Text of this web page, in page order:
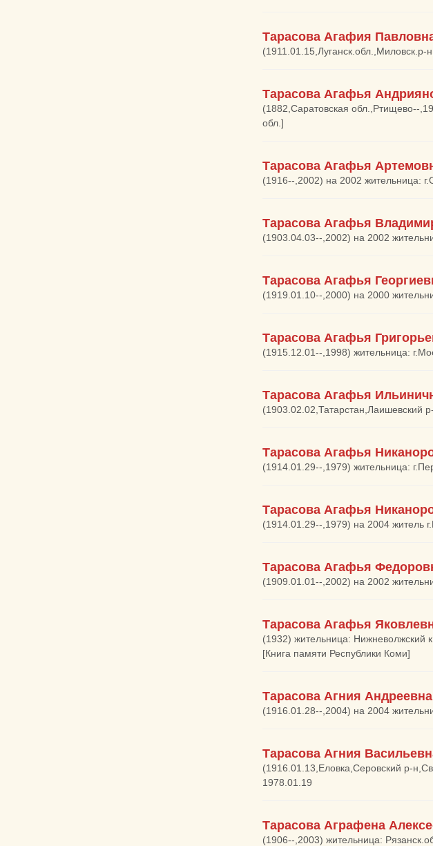
Тарасова Агафия
(1911.01.15,Луганск.обл.,Миловск.р-
Тарасова Агафья
(1882,Саратовская обл.,Ртищево--
обл.]
Тарасова Агафья
(1916--,2002) на 2002 жительница:
Тарасова Агафья
(1903.04.03--,2002) на 2002
Тарасова Агафья
(1919.01.10--,2000) на 2000
Тарасова Агафья
(1915.12.01--,1998) жительница:
Тарасова Агафья
(1903.02.02,Татарстан,Лаишевский
Тарасова Агафья
(1914.01.29--,1979) жительница:
Тарасова Агафья
(1914.01.29--,1979) на 2004 житель
Тарасова Агафья
(1909.01.01--,2002) на 2002
Тарасова Агафья
(1932) жительница: Нижневолжский
[Книга памяти Республики Коми]
Тарасова Агния Андреевна
(1916.01.28--,2004) на 2004
Тарасова Агния
(1916.01.13,Еловка,Серовский р-
1978.01.19
Тарасова Аграфена
(1906--,2003) жительница: